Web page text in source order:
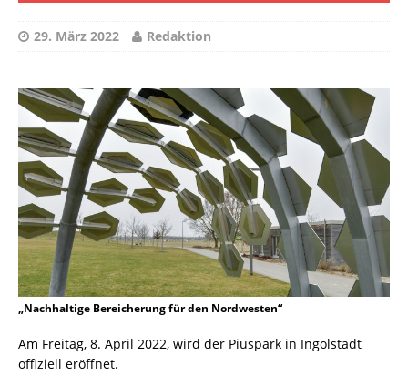
29. März 2022 Redaktion
„Nachhaltige Bereicherung für den Nordwesten“
Am Freitag, 8. April 2022, wird der Piuspark in Ingolstadt
offiziell eröffnet.